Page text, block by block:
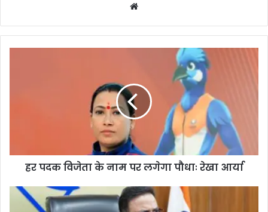
te
हर पदक विजेता के नाम पर लगेगा पौधाः रेखा आर्या